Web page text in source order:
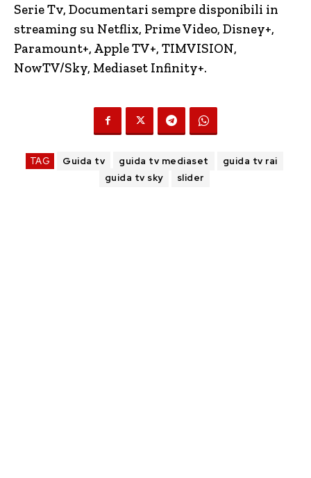
Serie Tv, Documentari sempre disponibili in
streaming su Netflix, Prime Video, Disney+,
Paramount+, Apple TV+, TIMVISION,
NowTV/Sky, Mediaset Infinity+.
TAG Guida tv guida tv mediaset
guida tv rai
guida tv sky
slider